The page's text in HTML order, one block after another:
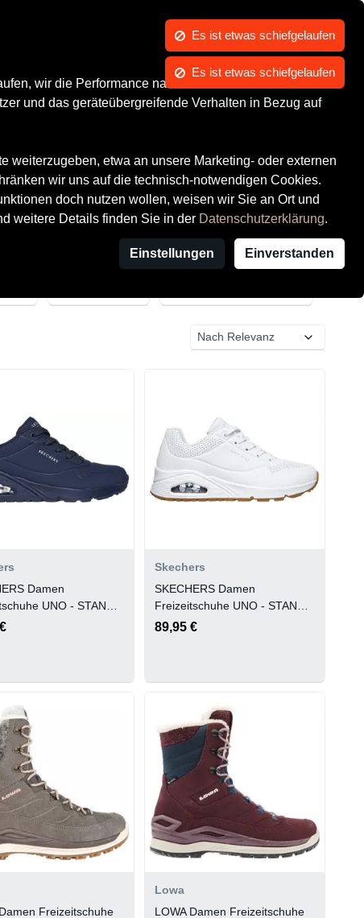
wir die Performance nachvollziehen und Ihnen in
und das geräteübergreifende Verhalten in Bezug auf
etwa an unsere Marketing- oder externen
wir uns auf die technisch-notwendigen Cookies.
doch nutzen wollen, weisen wir Sie an Ort und
weitere Details finden Sie in der Datenschutzerklärung.
Einstellungen Einverstanden
Mein Konto Warenkorb
Über uns
Damen
UNO - STAND
Skechers
SKECHERS Damen
Freizeitschuhe UNO - STAND
ON AIR
89,95 €
Freizeitschuhe
Lowa
LOWA Damen Freizeitschuhe